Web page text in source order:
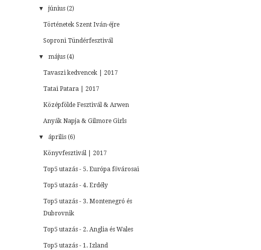
▼ június (2)
Történetek Szent Iván-éjre
Soproni Tündérfesztivál
▼ május (4)
Tavaszi kedvencek | 2017
Tatai Patara | 2017
Középfölde Fesztivál & Arwen
Anyák Napja & Gilmore Girls
▼ április (6)
Könyvfesztivál | 2017
Top5 utazás - 5. Európa fővárosai
Top5 utazás - 4. Erdély
Top5 utazás - 3. Montenegró és
Dubrovnik
Top5 utazás - 2. Anglia és Wales
Top5 utazás - 1. Izland